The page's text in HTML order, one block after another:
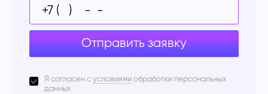
Отправить заявку
Я согласен с условиями обработки персональных
данных